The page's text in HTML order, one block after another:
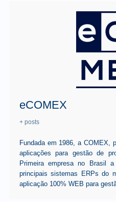
eCOMEX
+ posts
Fundada em 1986, a COMEX,
aplicações para gestão de
Primeira empresa no Brasil
principais sistemas ERPs do
aplicação 100% WEB para